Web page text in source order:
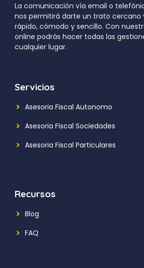
La comunicación vía email o
nos permitirá darte un trato cercano
rápido, cómodo y sencillo. Con
online podrás hacer todas las
cualquier lugar.
Servicios
Asesoria Fiscal Autonomo
Asesoria Fiscal Sociedades
Asesoria Fiscal Particulares
Recursos
Blog
FAQ